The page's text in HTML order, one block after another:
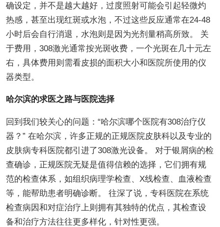
确设定，并不是越大越好，过度照射可能会引起轻微灼
热感，甚至出现红斑或水泡，不过这些反应通常在24-48
小时后会自行消退，水泡则是因为光剂量稍高所致。 关
于费用，308激光通常按光斑收费，一个光斑在几十元左
右，具体费用则需看皮损的面积大小和医院所使用的仪
器类型。
哈尔滨的求医之路与医院选择
回到我们较关心的问题：“哈尔滨哪个医院有308治疗仪
器？” 在哈尔滨，许多正规的正规医院皮肤科以及专业的
皮肤病专科医院都引进了308激光设备。 对于银屑病的检
查确诊，正规医院无疑是值得信赖的选择，它们拥有规
范的检查体系，如组织病理学检查、X线检查、血液检查
等，能帮助患者明确诊断。 往深了说，专科医院在系统
检查病因和对症治疗上则拥有其独特的优点，其检查设
备和治疗方法往往更多样化，针对性更强。